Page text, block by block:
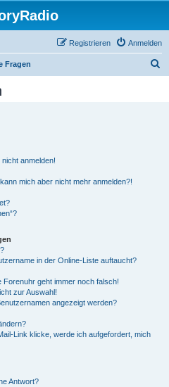
Anmelden
Registrieren
Fragen
anmelden!
mich aber nicht mehr anmelden?!
in der Online-Liste auftaucht?
Forenuhr geht immer noch falsch!
zur Auswahl!
angezeigt werden?
Link klicke, werde ich aufgefordert, mich
Antwort?